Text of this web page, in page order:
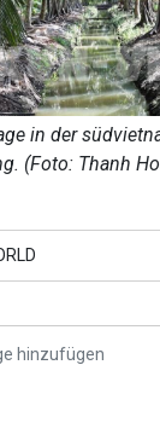
in der
(Foto: Thanh